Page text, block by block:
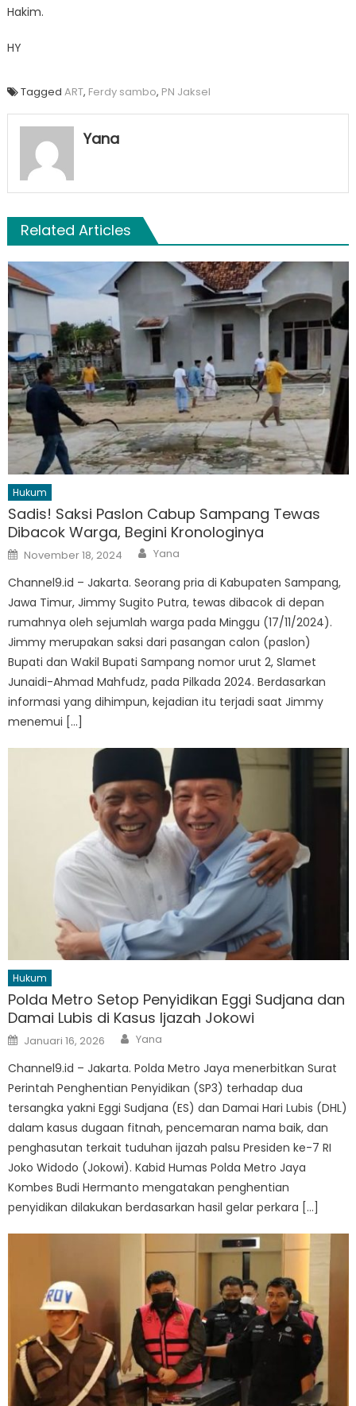
Hakim.
HY
Tagged ART, Ferdy sambo, PN Jaksel
Yana
Related Articles
Hukum
Sadis! Saksi Paslon Cabup Sampang Tewas
Dibacok Warga, Begini Kronologinya
Posted
on
November 18, 2024 Author
Yana
Channel9.id – Jakarta. Seorang pria di Kabupaten Sampang,
Jawa Timur, Jimmy Sugito Putra, tewas dibacok di depan
rumahnya oleh sejumlah warga pada Minggu (17/11/2024).
Jimmy merupakan saksi dari pasangan calon (paslon)
Bupati dan Wakil Bupati Sampang nomor urut 2, Slamet
Junaidi-Ahmad Mahfudz, pada Pilkada 2024. Berdasarkan
informasi yang dihimpun, kejadian itu terjadi saat Jimmy
menemui […]
Hukum
Polda Metro Setop Penyidikan Eggi Sudjana dan
Damai Lubis di Kasus Ijazah Jokowi
Posted
on
Januari 16, 2026 Author
Yana
Channel9.id – Jakarta. Polda Metro Jaya menerbitkan Surat
Perintah Penghentian Penyidikan (SP3) terhadap dua
tersangka yakni Eggi Sudjana (ES) dan Damai Hari Lubis (DHL)
dalam kasus dugaan fitnah, pencemaran nama baik, dan
penghasutan terkait tuduhan ijazah palsu Presiden ke-7 RI
Joko Widodo (Jokowi). Kabid Humas Polda Metro Jaya
Kombes Budi Hermanto mengatakan penghentian
penyidikan dilakukan berdasarkan hasil gelar perkara […]